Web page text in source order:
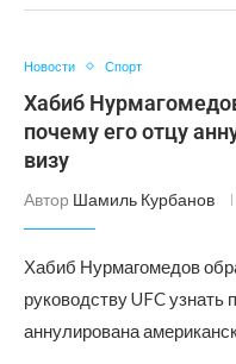
Новости Спорт
Хабиб
почему его отцу
визу
Автор Шамиль Курбанов
Хабиб Нурмагомедов
руководству UFC
аннулирована